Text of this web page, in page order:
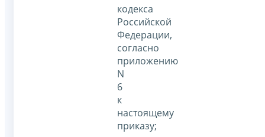
кодекса
Российской
Федерации,
согласно
приложению
N
6
к
настоящему
приказу;